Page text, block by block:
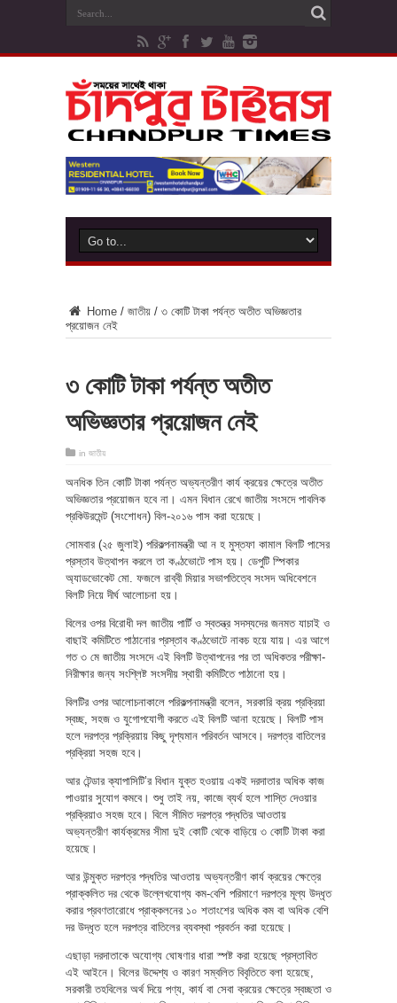
Home / জাতীয় / ৩ কোটি টাকা পর্যন্ত অতীত অভিজ্ঞতার
প্রয়োজন নেই
৩ কোটি টাকা পর্যন্ত অতীত
অভিজ্ঞতার প্রয়োজন নেই
in জাতীয়
অনধিক তিন কোটি টাকা পর্যন্ত অভ্যন্তরীণ কার্য ক্রয়ের ক্ষেত্রে অতীত
অভিজ্ঞতার প্রয়োজন হবে না। এমন বিধান রেখে জাতীয় সংসদে পাবলিক
প্রকিউরমেন্ট (সংশোধন) বিল-২০১৬ পাস করা হয়েছে।
সোমবার (২৫ জুলাই) পরিকল্পনামন্ত্রী আ ন হ মুস্তফা কামাল বিলটি পাসের
প্রস্তাব উত্থাপন করলে তা কণ্ঠভোটে পাস হয়। ডেপুটি স্পিকার
অ্যাডভোকেট মো. ফজলে রাব্বী মিয়ার সভাপতিত্বে সংসদ অধিবেশনে
বিলটি নিয়ে দীর্ঘ আলোচনা হয়।
বিলের ওপর বিরোধী দল জাতীয় পার্টি ও স্বতন্ত্র সদস্যদের জনমত যাচাই ও
বাছাই কমিটিতে পাঠানোর প্রস্তাব কণ্ঠভোটে নাকচ হয়ে যায়। এর আগে
গত ৩ মে জাতীয় সংসদে এই বিলটি উত্থাপনের পর তা অধিকতর পরীক্ষা-
নিরীক্ষার জন্য সংশ্লিষ্ট সংসদীয় স্থায়ী কমিটিতে পাঠানো হয়।
বিলটির ওপর আলোচনাকালে পরিকল্পনামন্ত্রী বলেন, সরকারি ক্রয় প্রক্রিয়া
স্বচ্ছ, সহজ ও যুগোপযোগী করতে এই বিলটি আনা হয়েছে। বিলটি পাস
হলে দরপত্র প্রক্রিয়ায় কিছু দৃশ্যমান পরিবর্তন আসবে। দরপত্র বাতিলের
প্রক্রিয়া সহজ হবে।
আর টেন্ডার ক্যাপাসিটি’র বিধান যুক্ত হওয়ায় একই দরদাতার অধিক কাজ
পাওয়ার সুযোগ কমবে। শুধু তাই নয়, কাজে ব্যর্থ হলে শাস্তি দেওয়ার
প্রক্রিয়াও সহজ হবে। বিলে সীমিত দরপত্র পদ্ধতির আওতায়
অভ্যন্তরীণ কার্যক্রমের সীমা দুই কোটি থেকে বাড়িয়ে ৩ কোটি টাকা করা
হয়েছে।
আর উন্মুক্ত দরপত্র পদ্ধতির আওতায় অভ্যন্তরীণ কার্য ক্রয়ের ক্ষেত্রে
প্রাক্কলিত দর থেকে উল্লেখযোগ্য কম-বেশি পরিমাণে দরপত্র মূল্য উদ্ধৃত
করার প্রবণতারোধে প্রাক্কলনের ১০ শতাংশের অধিক কম বা অধিক বেশি
দর উদ্ধৃত হলে দরপত্র বাতিলের ব্যবস্থা প্রবর্তন করা হয়েছে।
এছাড়া দরদাতাকে অযোগ্য ঘোষণার ধারা স্পষ্ট করা হয়েছে প্রস্তাবিত
এই আইনে। বিলের উদ্দেশ্য ও কারণ সম্বলিত বিবৃতিতে বলা হয়েছে,
সরকারী তহবিলের অর্থ দিয়ে পণ্য, কার্য বা সেবা ক্রয়ের ক্ষেত্রে স্বচ্ছতা ও